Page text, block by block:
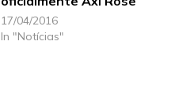
17/04/2016
In "Notícias"